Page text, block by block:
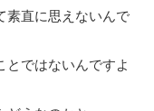
素直に思えないんで
とではないんですよ